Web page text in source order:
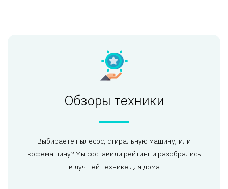
Обзоры техники
Выбираете пылесос, стиральную машину, или
кофемашину? Мы составили рейтинг и разобрались
в лучшей технике для дома